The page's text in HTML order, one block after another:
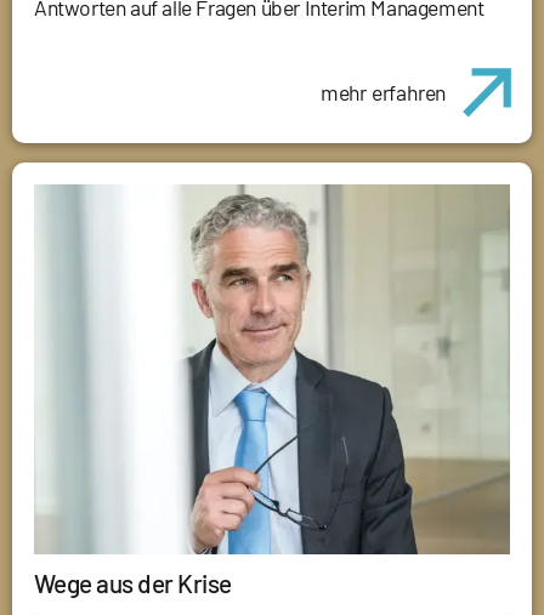
Antworten auf alle Fragen über Interim Management
mehr erfahren
Wege aus der Krise